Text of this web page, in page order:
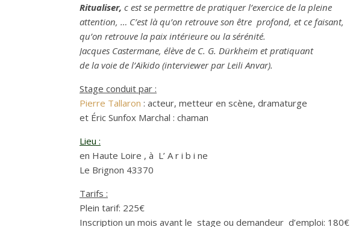
Ritualiser, c est se permettre de pratiquer l’exercice de la pleine
attention, … C’est là qu’on retrouve son être profond, et ce faisant,
qu’on retrouve la paix intérieure ou la sérénité.
Jacques Castermane, élève de C. G. Dürkheim et pratiquant
de la voie de l’Aïkido (interviewer par Leili Anvar).
Stage conduit par :
Pierre Tallaron : acteur, metteur en scène, dramaturge
et Éric Sunfox Marchal : chaman
Lieu :
en Haute Loire , à L’ A r i b i ne
Le Brignon 43370
Tarifs :
Plein tarif: 225€
Inscription un mois avant le stage ou demandeur d’emploi: 180€